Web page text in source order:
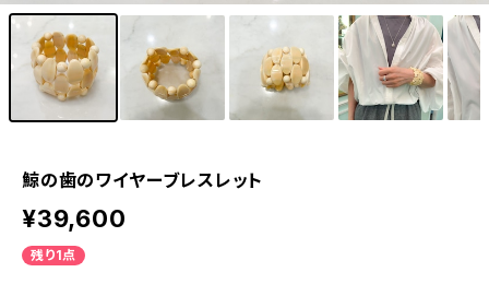
鯨の歯のワイヤーブレスレット
¥39,600
残り1点